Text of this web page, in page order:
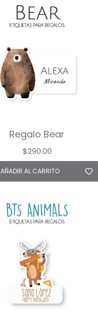
Regalo Bear
$290.00
AÑADIR AL CARRITO